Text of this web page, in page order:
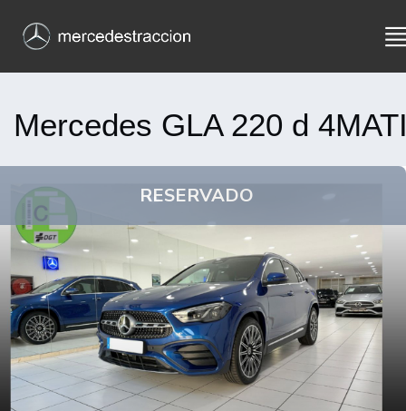
Mercedes GLA 220 d
RESERVADO